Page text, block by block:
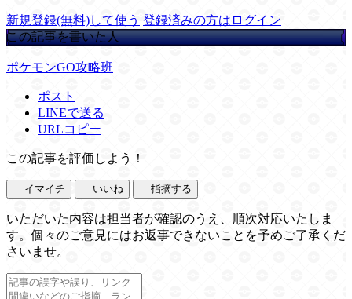
新規登録(無料)して使う 登録済みの方はログイン
この記事を書いた人
ポケモンGO攻略班
ポスト
LINEで送る
URLコピー
この記事を評価しよう！
イマイチ いいね 指摘する
いただいた内容は担当者が確認のうえ、順次対応いたしま
す。個々のご意見にはお返事できないことを予めご了承くだ
さいませ。